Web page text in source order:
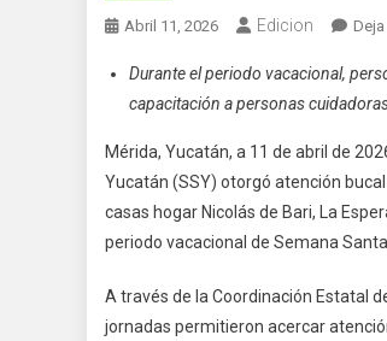
Abril 11, 2026 Edicion
Durante el periodo vacacional,
capacitación a personas
Mérida, Yucatán, a 11 de abril de
Yucatán (SSY) otorgó atención
casas hogar Nicolás de Bari, La
periodo vacacional de Semana
A través de la Coordinación Estatal
jornadas permitieron acercar